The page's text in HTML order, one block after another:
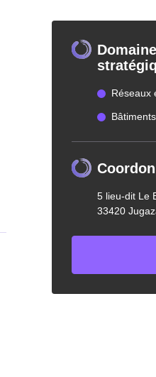
Réseaux
5 lieu-dit Le
33420